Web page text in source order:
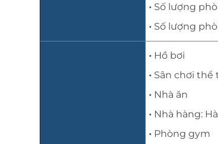
• Số lượng
• Số lượng
• Hồ bơi
• Sân chơi thể
• Nhà ăn
• Nhà hàng:
• Phòng gym